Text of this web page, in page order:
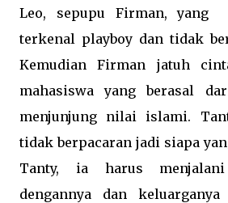
Leo, sepupu Firman, yang
terkenal playboy dan tidak
Kemudian Firman jatuh
mahasiswa yang berasal
menjunjung nilai islami.
tidak berpacaran jadi siapa
Tanty, ia harus
dengannya dan